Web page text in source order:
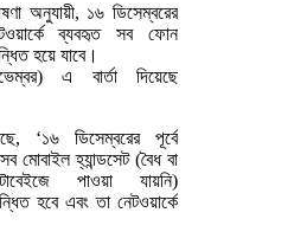
অনুযায়ী, ১৬ ডিসেম্বরের
ব্যবহৃত সব ফোন
হয়ে যাবে।
এ বার্তা দিয়েছে
‘১৬ ডিসেম্বরের পূর্বে
মোবাইল হ্যান্ডসেট (বৈধ বা
পাওয়া যায়নি)
হবে এবং তা নেটওয়ার্কে